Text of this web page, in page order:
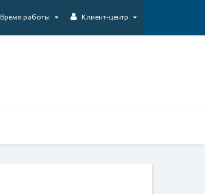
Время работы Клиент-центр